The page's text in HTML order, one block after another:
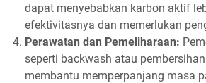
dapat menyebabkan karbon aktif
efektivitasnya dan memerlukan
Perawatan dan Pemeliharaan:
seperti backwash atau
membantu memperpanjang masa